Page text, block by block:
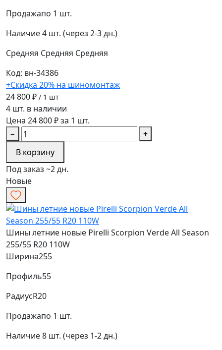
Продажапо 1 шт.
Наличие4 шт. (через 2-3 дн.)
Средняя Средняя Средняя
Код: вн-34386
+Скидка 20% на шиномонтаж
24 800 ₽ / 1 шт
4 шт. в наличии
Цена 24 800 ₽ за 1 шт.
−
+
В корзину
Под заказ ~2 дн.
Новые
Шины летние новые Pirelli Scorpion Verde All Season
255/55 R20 110W
Ширина255
Профиль55
РадиусR20
Продажапо 1 шт.
Наличие8 шт. (через 1-2 дн.)